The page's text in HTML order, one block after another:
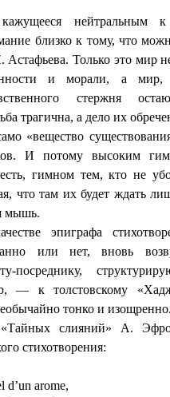
нейтральным к
близко к тому, что
Только это мир
и морали, а
стержня
трагична, а дело их
«вещество
И потому высоким
гимном тем, кто не
что там их будет ждать
мышь.
эпиграфа
или нет, вновь
посреднику,
— к толстовскому
тонко и изощренно.
слияний» А.
стихотворения:
d’un arome,